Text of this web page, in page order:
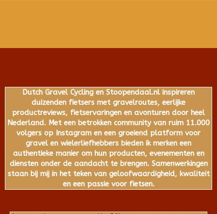
Dutch Gravel Cycling en Stoopendaal.nl inspireren
duizenden fietsers met gravelroutes, eerlijke
productreviews, fietservaringen en avonturen door heel
Nederland. Met een betrokken community van ruim 11.000
volgers op Instagram en een groeiend platform voor
gravel en wielerliefhebbers bieden ik merken een
authentieke manier om hun producten, evenementen en
diensten onder de aandacht te brengen. Samenwerkingen
staan bij mij in het teken van geloofwaardigheid, kwaliteit
en een passie voor fietsen.